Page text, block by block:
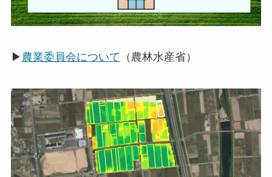
▶ 農業委員会について （農林水産省）